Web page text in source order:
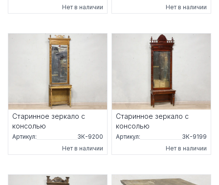
Нет в наличии
Нет в наличии
Старинное зеркало с
консолью
Артикул:
ЗК-9200
Нет в наличии
Старинное зеркало с
консолью
Артикул:
ЗК-9199
Нет в наличии